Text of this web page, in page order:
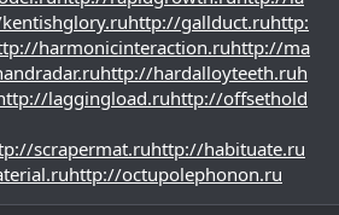
http://gallduct.ruhttp:
harmonicinteraction.ruhttp://ma
http://hardalloyteeth.ruh
laggingload.ruhttp://offsethold
scrapermat.ruhttp://habituate.ru
http://octupolephonon.ru